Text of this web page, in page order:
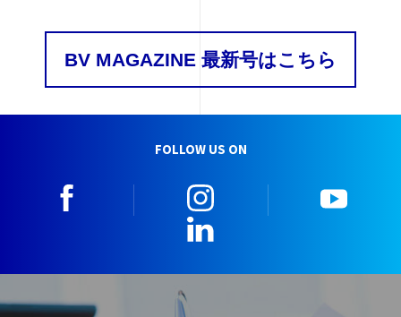
BV MAGAZINE 最新号はこちら
FOLLOW US ON